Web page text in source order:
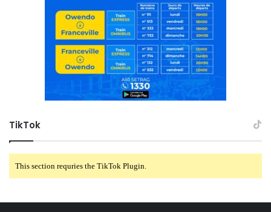
TikTok
This section requries the TikTok Plugin.